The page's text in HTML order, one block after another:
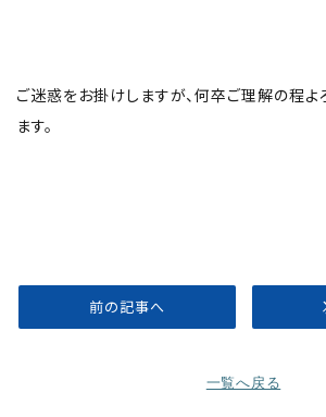
ご迷惑をお掛けしますが、何卒ご理解の程よ
ます。
前の記事へ
一覧へ戻る